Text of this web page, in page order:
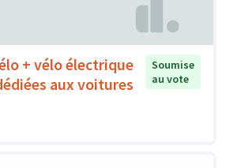
+ vélo électrique
aux voitures
Soumise
au vote